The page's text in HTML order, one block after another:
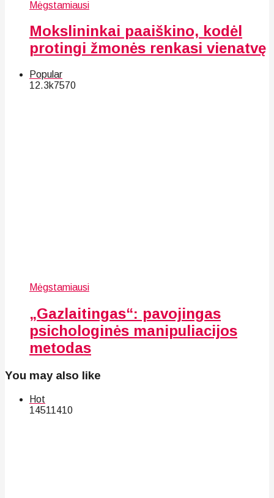
Mėgstamiausi
Mokslininkai paaiškino, kodėl
protingi žmonės renkasi vienatvę
Popular
12.3k7570
Mėgstamiausi
„Gazlaitingas“: pavojingas
psichologinės manipuliacijos
metodas
You may also like
Hot
14511410